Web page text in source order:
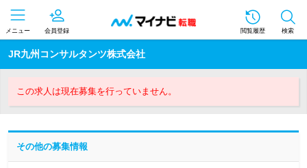
メニュー 会員登録 閲覧履歴 検索
JR九州コンサルタンツ株式会社
この求人は現在募集を行っていません。
その他の募集情報